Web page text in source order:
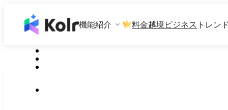
機能紹介 料金越境ビジネス トレン